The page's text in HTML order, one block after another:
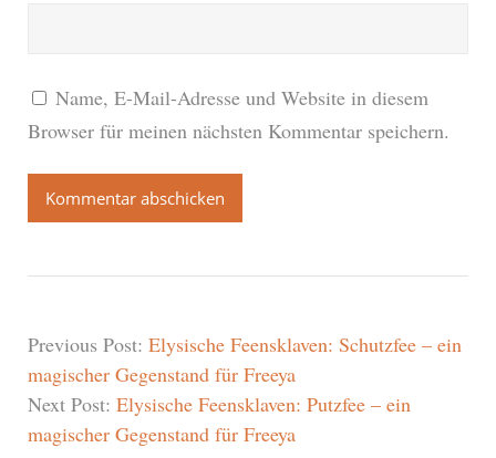
Name, E-Mail-Adresse und Website in diesem
Browser für meinen nächsten Kommentar speichern.
Previous Post: Elysische Feensklaven: Schutzfee – ein
magischer Gegenstand für Freeya
Next Post: Elysische Feensklaven: Putzfee – ein
magischer Gegenstand für Freeya